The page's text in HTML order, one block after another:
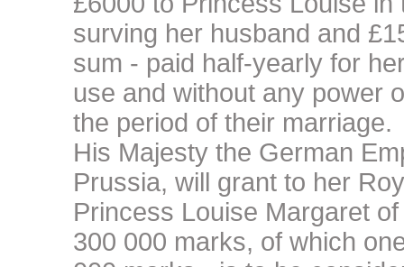
surving her husband and
sum - paid half-yearly for
use and without any power
the period of their marriage.
His Majesty the German
Prussia, will grant to her
Princess Louise Margaret
300 000 marks, of which